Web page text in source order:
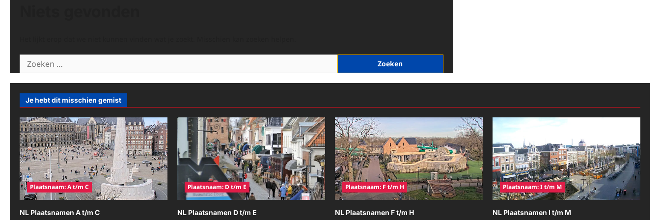
Zoeken
naar:
Je hebt dit misschien gemist
Plaatsnaam: A t/m C
NL Plaatsnamen A t/m C
Plaatsnaam: D t/m E
NL Plaatsnamen D t/m E
Plaatsnaam: F t/m H
NL Plaatsnamen F t/m H
Plaatsnaam: I t/m M
NL Plaatsnamen I t/m M